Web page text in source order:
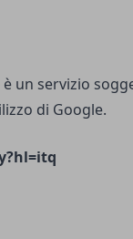
è un servizio
di Google.